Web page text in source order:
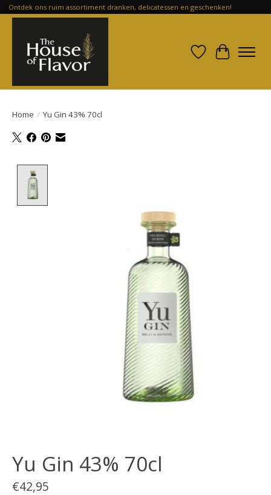
Ontdek ons ruim assortiment dranken, delicatessen en geschenken!
Verlanglijst
Home / Yu Gin 43% 70cl
Yu Gin 43% 70cl
€42,95